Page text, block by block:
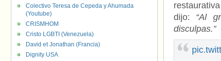
dijo: “Al
disculpas.”
Colectivo Teresa de Cepeda y Ahumada
(Youtube)
CRISMHOM
Cristo LGBTI (Venezuela)
David et Jonathan (Francia)
Dignity USA